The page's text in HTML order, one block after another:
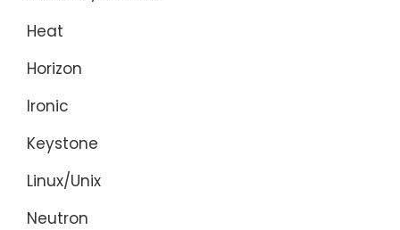
Heat
Horizon
Ironic
Keystone
Linux/Unix
Neutron